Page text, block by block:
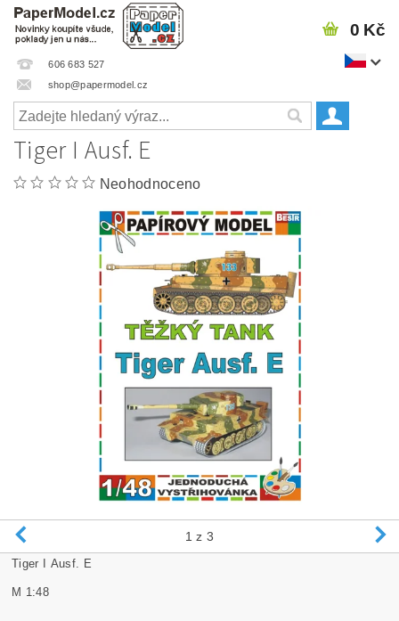
606 683 527
shop@papermodel.cz
0 Kč
Tiger I Ausf. E
Neohodnoceno
1 z 3
Tiger I Ausf. E
M 1:48